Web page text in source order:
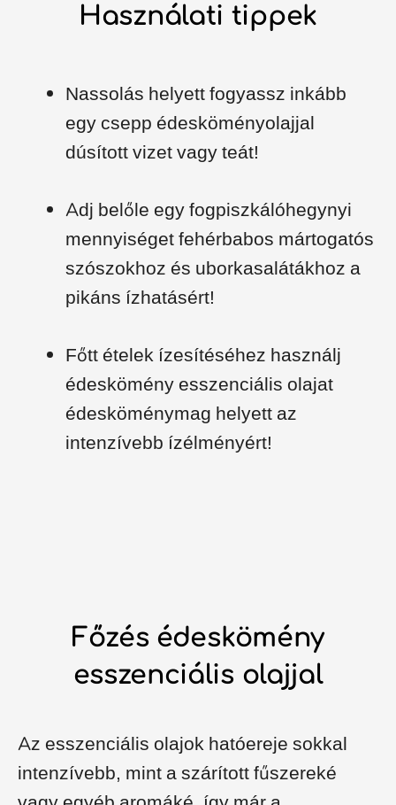
Használati tippek
Nassolás helyett fogyassz inkább
egy csepp édesköményolajjal
dúsított vizet vagy teát!
Adj belőle egy fogpiszkálóhegynyi
mennyiséget fehérbabos mártogatós
szószokhoz és uborkasalátákhoz a
pikáns ízhatásért!
Főtt ételek ízesítéséhez használj
édeskömény esszenciális olajat
édesköménymag helyett az
intenzívebb ízélményért!
Főzés édeskömény
esszenciális olajjal
Az esszenciális olajok hatóereje sokkal
intenzívebb, mint a szárított fűszereké